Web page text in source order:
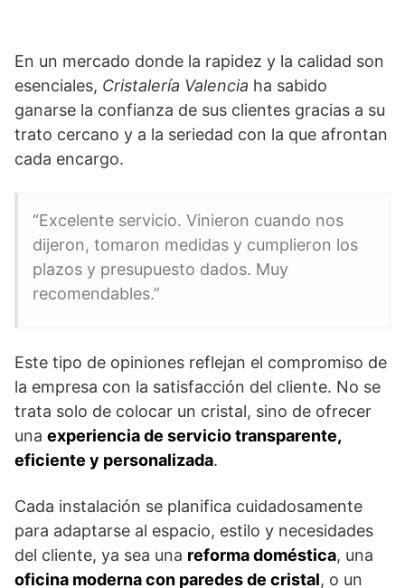
En un mercado donde la rapidez y la calidad son
esenciales, Cristalería Valencia ha sabido
ganarse la confianza de sus clientes gracias a su
trato cercano y a la seriedad con la que afrontan
cada encargo.
“Excelente servicio. Vinieron cuando nos
dijeron, tomaron medidas y cumplieron los
plazos y presupuesto dados. Muy
recomendables.”
Este tipo de opiniones reflejan el compromiso de
la empresa con la satisfacción del cliente. No se
trata solo de colocar un cristal, sino de ofrecer
una experiencia de servicio transparente,
eficiente y personalizada.
Cada instalación se planifica cuidadosamente
para adaptarse al espacio, estilo y necesidades
del cliente, ya sea una reforma doméstica, una
oficina moderna con paredes de cristal, o un